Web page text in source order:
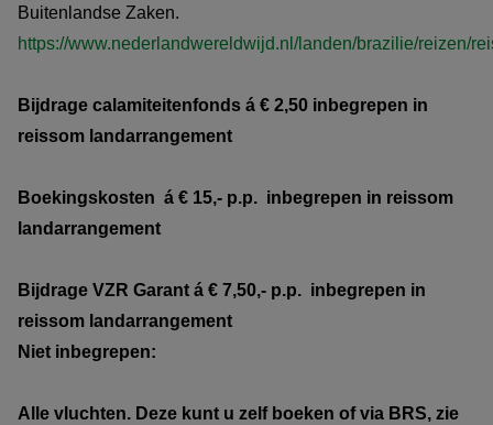
Buitenlandse Zaken.
https://www.nederlandwereldwijd.nl/landen/brazilie/reizen/
Bijdrage calamiteitenfonds á € 2,50 inbegrepen in
reissom landarrangement
Boekingskosten á € 15,- p.p. inbegrepen in reissom
landarrangement
Bijdrage VZR Garant á € 7,50,- p.p. inbegrepen in
reissom landarrangement
Niet inbegrepen:
Alle vluchten. Deze kunt u zelf boeken of via BRS, zie